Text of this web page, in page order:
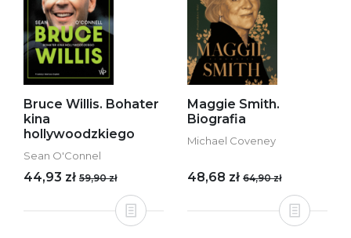
Bruce Willis. Bohater
kina
hollywoodzkiego
Sean O'Connel
44,93 zł 59,90 zł
Maggie Smith.
Biografia
Michael Coveney
48,68 zł 64,90 zł